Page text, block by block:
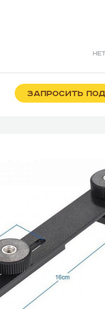
ЗАПРОСИТЬ